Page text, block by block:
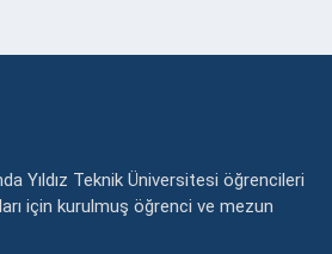
Yıldız Teknik Üniversitesi öğrencileri
için kurulmuş öğrenci ve mezun